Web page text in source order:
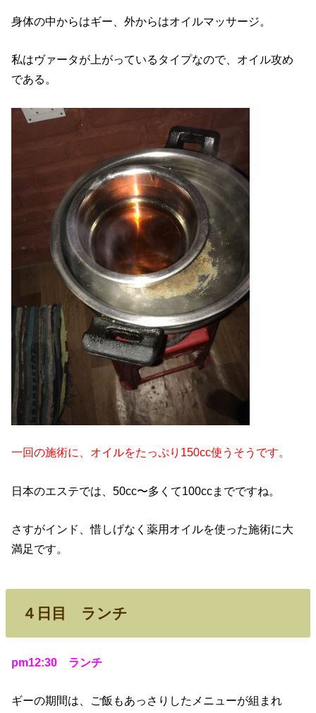
身体の中からはギー、外からはオイルマッサージ。
私はヴァータが上がっているタイプなので、オイル攻め
である。
一回の施術に、オイルをたっぷり150cc使うそうです。
日本のエステでは、50cc〜多くて100ccまでですね。
さすがインド、惜しげなく薬用オイルを使った施術に大
満足です。
４日目 ランチ
pm12:30 ランチ
ギーの期間は、ご飯もあっさりしたメニューが組まれ